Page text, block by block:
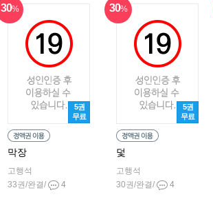
30%
5권
무료
막장
고행석
33권/완결/
4
30%
5권
무료
덫
고행석
30권/완결/
4